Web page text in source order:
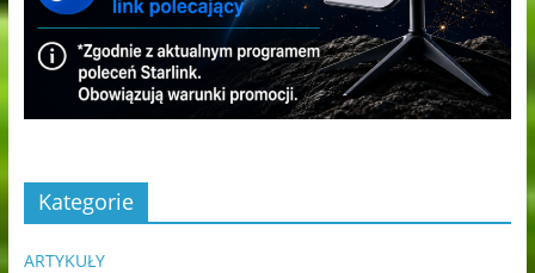
Kategorie
ARTYKUŁY